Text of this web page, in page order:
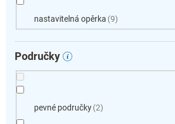
nastavitelná opěrka 9
Područky
pevné područky 2